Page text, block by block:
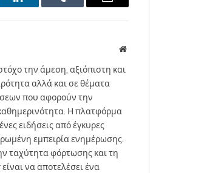
LinkedIn Tumblr Email
Website
την άμεση, αξιόπιστη και
αλλά και σε θέματα
που αφορούν την
Η πλατφόρμα
ειδήσεις από έγκυρες
εμπειρία ενημέρωσης.
ταχύτητα φόρτωσης και τη
να αποτελέσει ένα